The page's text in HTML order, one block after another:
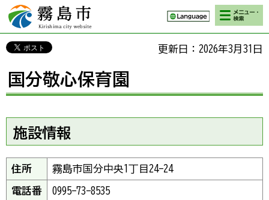
霧島市 Kirishima
city website
検索・メニ
ュー
更新日：2026年3月31日
国分敬心保育園
施設情報
住所 霧島市国分中央1丁目24-24
電話番
0995-73-8535